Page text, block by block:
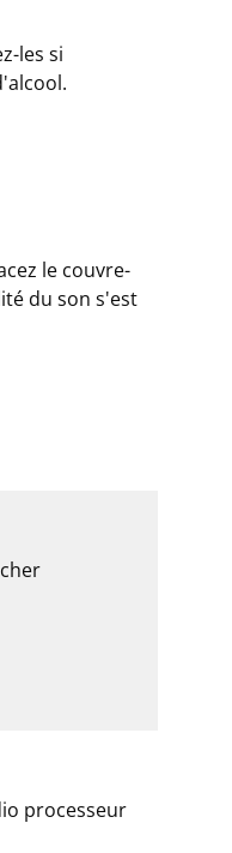
les si
le couvre-
du son s'est
processeur